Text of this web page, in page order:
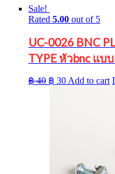
Sale!
Rated 5.00 out of 5
UC-0026 BNC
TYPE หัวbnc แ
฿40 Original
฿ 30Current
Add to cart